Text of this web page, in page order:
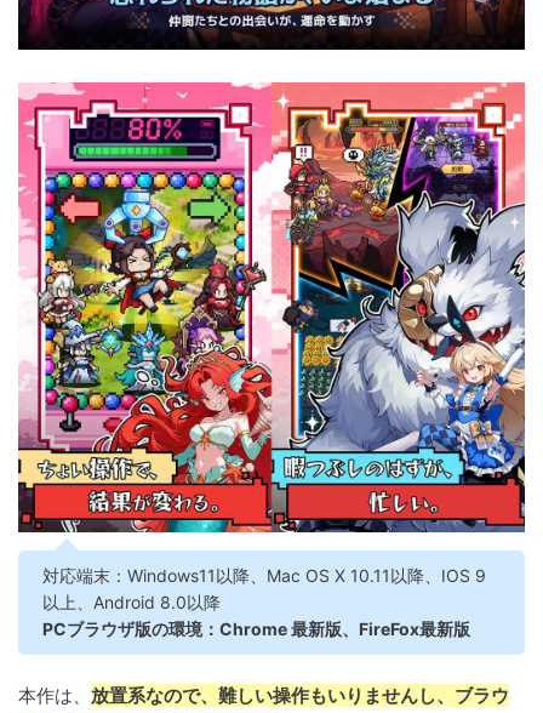
対応端末：Windows11以降、Mac OS X 10.11以降、IOS 9
以上、Android 8.0以降
PCブラウザ版の環境：Chrome 最新版、FireFox最新版
本作は、 放置系なので、難しい操作もいりませんし、ブラウ